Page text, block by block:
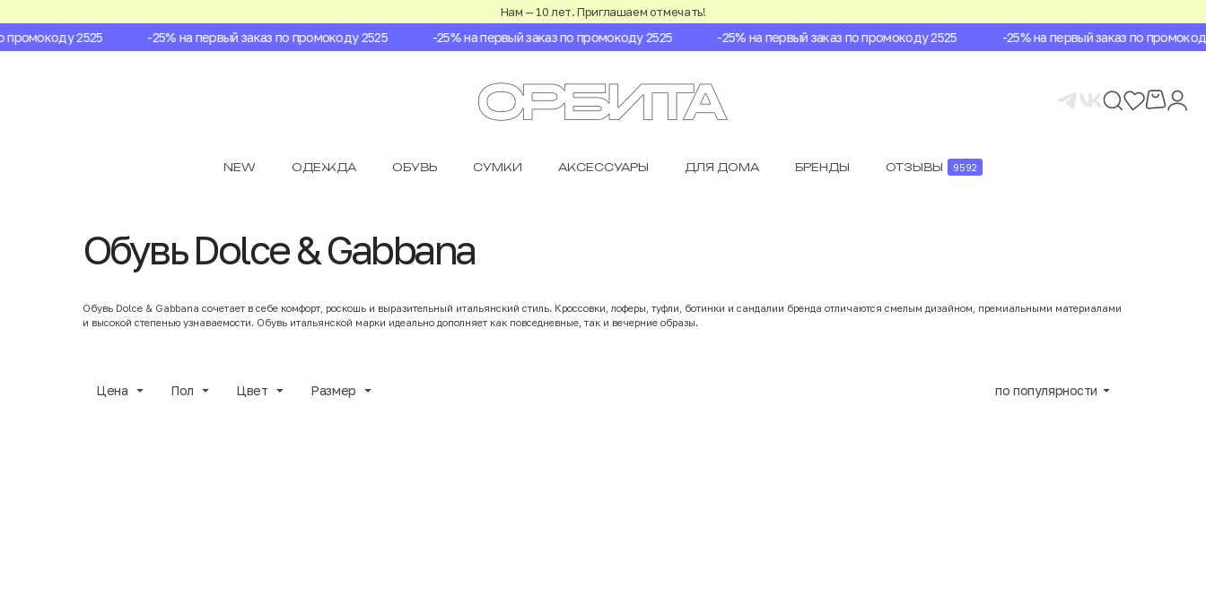
Нам — 10 лет. Приглашаем отмечать!
2525 -25% на первый заказ по промокоду 2525 -25% на первый заказ по промокоду 2525 -25% на первый заказ по промокоду 2525 -25% на первый заказ по промокоду
NEW ОДЕЖДА ОБУВЬ СУМКИ АКСЕССУАРЫ ДЛЯ ДОМА БРЕНДЫ ОТЗЫВЫ 9592
Обувь Dolce & Gabbana
Обувь Dolce & Gabbana сочетает в себе комфорт, роскошь и выразительный итальянский стиль. Кроссовки, лоферы, туфли, ботинки и сандалии бренда отличаются смелым дизайном, премиальными материалами
и высокой степенью узнаваемости. Обувь итальянской марки идеально дополняет как повседневные, так и вечерние образы.
Цена Пол Цвет Размер по популярности